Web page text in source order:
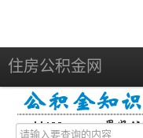
住房公积金网
北京
上海